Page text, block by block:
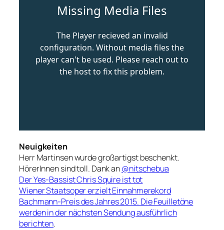
Neuigkeiten
Herr Martinsen wurde großartigst beschenkt.
HörerInnen sind toll. Dank an@nitschebua
Der Yes-Bassist Chris Squire ist tot
Wiener Staatsoper erzielt Einnahmerekord
Bachmann-Preis des Jahres 2015. Die Feuilletöne
werden in der nächsten Sendung ausführlich
berichten.